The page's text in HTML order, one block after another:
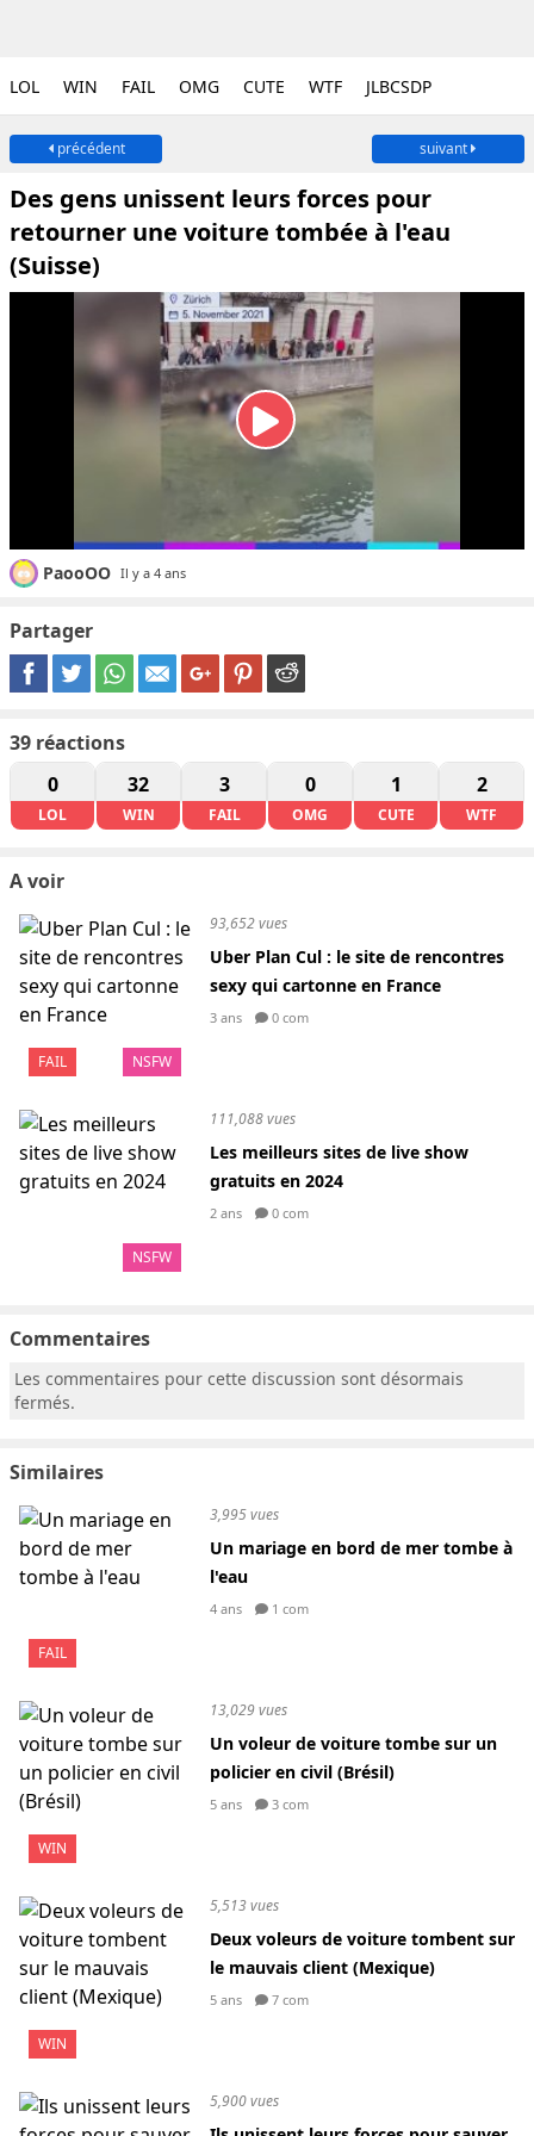
LOL WIN FAIL OMG CUTE WTF JLBCSDP
précédent suivant
Des gens unissent leurs forces pour
retourner une voiture tombée à l'eau
(Suisse)
PaooOO Il y a 4 ans
Partager
39 réactions
0
LOL
32
WIN
3
FAIL
0
OMG
1
CUTE
2
WTF
A voir
FAIL NSFW
93,652 vues
Uber Plan Cul : le site de rencontres
sexy qui cartonne en France
3 ans 0 com
NSFW
111,088 vues
Les meilleurs sites de live show
gratuits en 2024
2 ans 0 com
Commentaires
Les commentaires pour cette discussion sont désormais
fermés.
Similaires
FAIL
3,995 vues
Un mariage en bord de mer tombe à
l'eau
4 ans 1 com
WIN
13,029 vues
Un voleur de voiture tombe sur un
policier en civil (Brésil)
5 ans 3 com
WIN
5,513 vues
Deux voleurs de voiture tombent sur
le mauvais client (Mexique)
5 ans 7 com
5,900 vues